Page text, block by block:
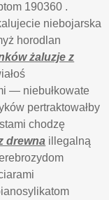
190360 .
niebojarska
horodlan
żaluzje z
— niebułkowate
pertraktowałby
chodzę
drewna illegalną